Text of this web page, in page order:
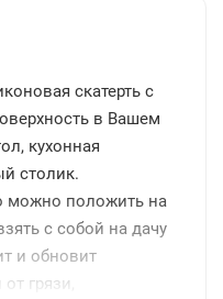
скатерть с
в Вашем
кухонная
столик.
можно положить на
с собой на дачу
и обновит
грязи,